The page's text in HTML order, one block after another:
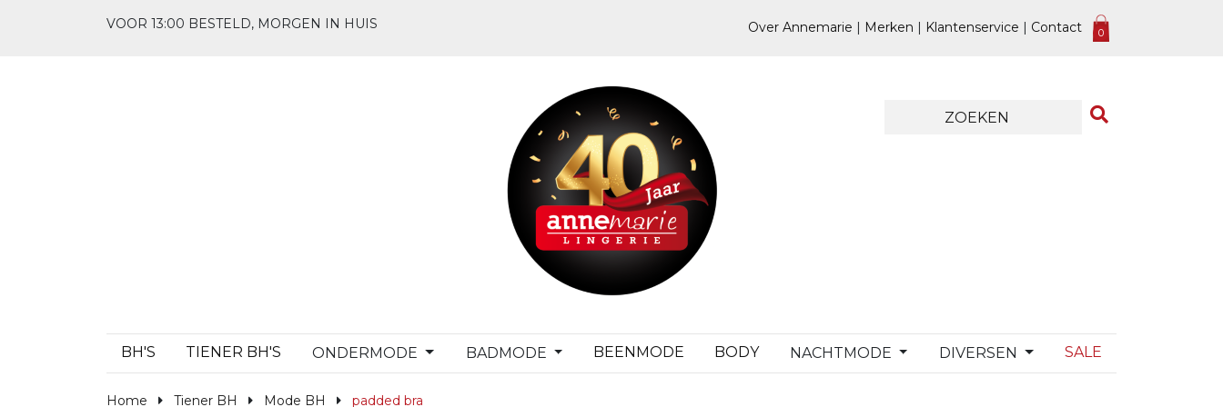
VOOR 13:00 BESTELD, MORGEN IN HUIS Over Annemarie | Merken | Klantenservice | Contact 0
BH'S TIENER BH'S ONDERMODE BADMODE BEENMODE BODY NACHTMODE DIVERSEN SALE
Home Tiener BH Mode BH padded bra